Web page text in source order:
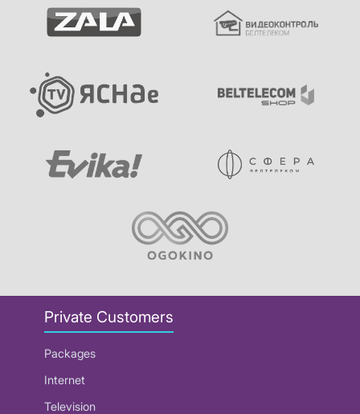
Private Customers
Packages
Internet
Television